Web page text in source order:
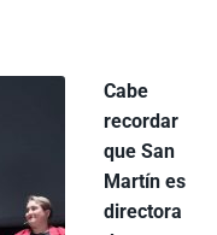
Cabe
recordar
que San
Martín es
directora